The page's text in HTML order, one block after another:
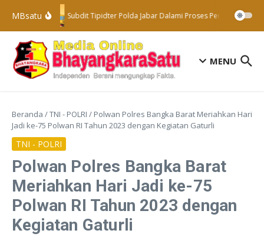
Lewati ke konten
MBsatu
Subdit Tipidter Polda Jabar Dalami Proses Penyelidikan
MENU
Beranda /TNI - POLRI / Polwan Polres Bangka Barat Meriahkan Hari
Jadi ke-75 Polwan RI Tahun 2023 dengan Kegiatan Gaturli
TNI - POLRI
Polwan Polres Bangka Barat
Meriahkan Hari Jadi ke-75
Polwan RI Tahun 2023 dengan
Kegiatan Gaturli